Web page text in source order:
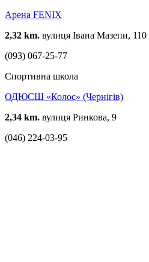
Арена FENIX
2,32 km. вулиця Івана Мазепи, 110
(093) 067-25-77
Спортивна школа
ОДЮСШ «Колос» (Чернігів)
2,34 km. вулиця Ринкова, 9
(046) 224-03-95